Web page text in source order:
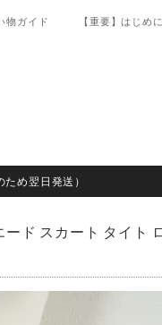
物ガイド 【重要】はじめ
め翌日発送）
ド スカート タイト